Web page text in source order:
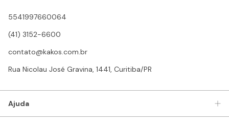
5541997660064
(41) 3152-6600
contato@kakos.com.br
Rua Nicolau José Gravina, 1441, Curitiba/PR
Ajuda